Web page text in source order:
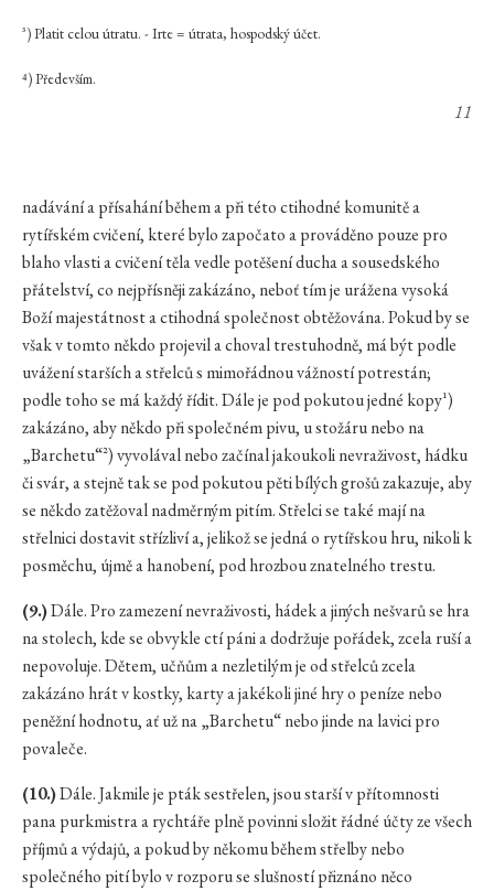
³) Platit celou útratu. - Irte = útrata, hospodský účet.
⁴) Především.
11
nadávání a přísahání během a při této ctihodné komunitě a
rytířském cvičení, které bylo započato a prováděno pouze pro
blaho vlasti a cvičení těla vedle potěšení ducha a sousedského
přátelství, co nejpřísněji zakázáno, neboť tím je urážena vysoká
Boží majestátnost a ctihodná společnost obtěžována. Pokud by se
však v tomto někdo projevil a choval trestuhodně, má být podle
uvážení starších a střelců s mimořádnou vážností potrestán;
podle toho se má každý řídit. Dále je pod pokutou jedné kopy¹)
zakázáno, aby někdo při společném pivu, u stožáru nebo na
„Barchetu“²) vyvolával nebo začínal jakoukoli nevraživost, hádku
či svár, a stejně tak se pod pokutou pěti bílých grošů zakazuje, aby
se někdo zatěžoval nadměrným pitím. Střelci se také mají na
střelnici dostavit střízliví a, jelikož se jedná o rytířskou hru, nikoli k
posměchu, újmě a hanobení, pod hrozbou znatelného trestu.
(9.)Dále. Pro zamezení nevraživosti, hádek a jiných nešvarů se hra
na stolech, kde se obvykle ctí páni a dodržuje pořádek, zcela ruší a
nepovoluje. Dětem, učňům a nezletilým je od střelců zcela
zakázáno hrát v kostky, karty a jakékoli jiné hry o peníze nebo
peněžní hodnotu, ať už na „Barchetu“ nebo jinde na lavici pro
povaleče.
(10.)Dále. Jakmile je pták sestřelen, jsou starší v přítomnosti
pana purkmistra a rychtáře plně povinni složit řádné účty ze všech
příjmů a výdajů, a pokud by někomu během střelby nebo
společného pití bylo v rozporu se slušností přiznáno něco